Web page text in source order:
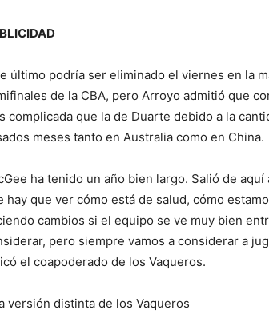
último podría ser eliminado el viernes en la
de la CBA, pero Arroyo admitió que
complicada que la de Duarte debido a la
meses tanto en Australia como en China.
ha tenido un año bien largo. Salió de
hay que ver cómo está de salud, cómo
cambios si el equipo se ve muy bien
pero siempre vamos a considerar a
el coapoderado de los Vaqueros.
versión distinta de los Vaqueros